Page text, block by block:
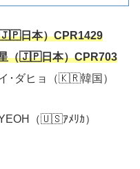
🇯🇵日本）CPR1429
（🇯🇵日本）CPR703
･ダヒョ（🇰🇷韓国）
（🇺🇸ｱﾒﾘｶ）